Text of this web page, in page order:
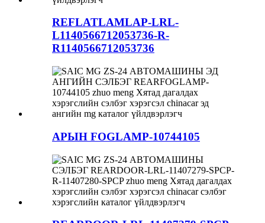
REFLATLAMLAP-LRL-
L1140566712053736-R-
R1140566712053736
АРЫН FOGLAMP-10744105